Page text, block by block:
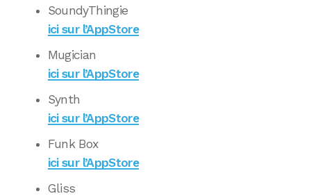
SoundyThingie
ici sur l’AppStore
Mugician
ici sur l’AppStore
Synth
ici sur l’AppStore
Funk Box
ici sur l’AppStore
Gliss